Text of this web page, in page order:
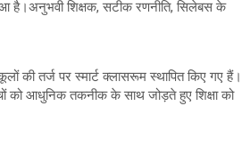
है।अनुभवी शिक्षक, सटीक रणनीति, सिलेबस के
की तर्ज पर स्मार्ट क्लासरूम स्थापित किए गए हैं।
को आधुनिक तकनीक के साथ जोड़ते हुए शिक्षा को